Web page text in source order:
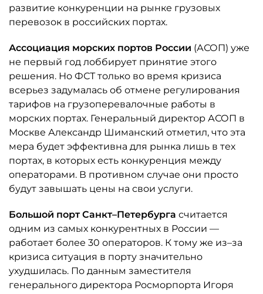
развитие конкуренции на рынке грузовых
перевозок в российских портах.
Ассоциация морских портов России (АСОП) уже
не первый год лоббирует принятие этого
решения. Но ФСТ только во время кризиса
всерьез задумалась об отмене регулирования
тарифов на грузоперевалочные работы в
морских портах. Генеральный директор АСОП в
Москве Александр Шиманский отметил, что эта
мера будет эффективна для рынка лишь в тех
портах, в которых есть конкуренция между
операторами. В противном случае они просто
будут завышать цены на свои услуги.
Большой порт Санкт–Петербурга считается
одним из самых конкурентных в России —
работает более 30 операторов. К тому же из–за
кризиса ситуация в порту значительно
ухудшилась. По данным заместителя
генерального директора Росморпорта Игоря